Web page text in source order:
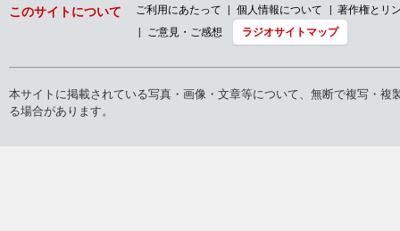
このサイトについて ご利用にあたって 個人情報について
著作権とリ
ご意見・ご感想
ラジオサイトマップ
本サイトに掲載されている写真・画像・文章等について、無断で複写・
る場合があります。